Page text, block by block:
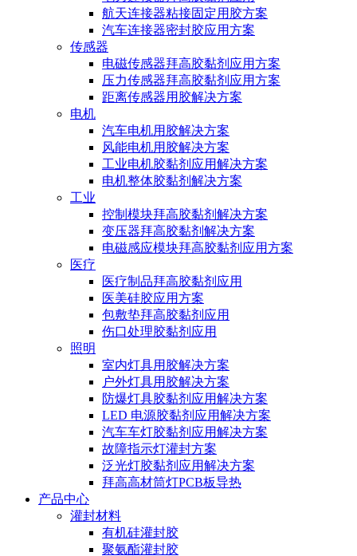
航天连接器粘接固定用胶方案
汽车连接器密封胶应用方案
传感器
电磁传感器拜高胶黏剂应用方案
压力传感器拜高胶黏剂应用方案
距离传感器用胶解决方案
电机
汽车电机用胶解决方案
风能电机用胶解决方案
工业电机胶黏剂应用解决方案
电机整体胶黏剂解决方案
工业
控制模块拜高胶黏剂解决方案
变压器拜高胶黏剂解决方案
电磁感应模块拜高胶黏剂应用方案
医疗
医疗制品拜高胶黏剂应用
医美硅胶应用方案
包敷垫拜高胶黏剂应用
伤口处理胶黏剂应用
照明
室内灯具用胶解决方案
户外灯具用胶解决方案
防爆灯具胶黏剂应用解决方案
LED 电源胶黏剂应用解决方案
汽车车灯胶黏剂应用解决方案
故障指示灯灌封方案
泛光灯胶黏剂应用解决方案
拜高高材筒灯PCB板导热
产品中心
灌封材料
有机硅灌封胶
聚氨酯灌封胶